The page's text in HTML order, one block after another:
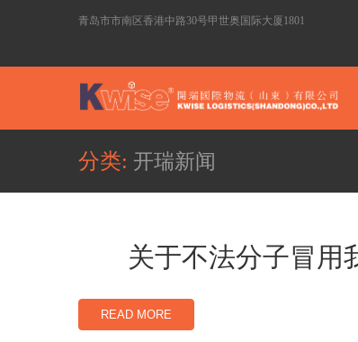
青岛市市南区香港中路30号甲世奥国际大厦1801
分类: 开瑞新闻
关于不法分子冒用
READ MORE